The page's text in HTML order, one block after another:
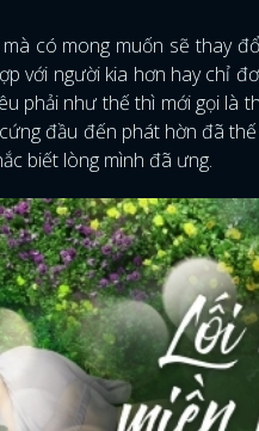
có mong muốn sẽ thay
với người kia hơn hay chỉ
phải như thế thì mới gọi
đầu đến phát hờn đã
biết lòng mình đã ưng.